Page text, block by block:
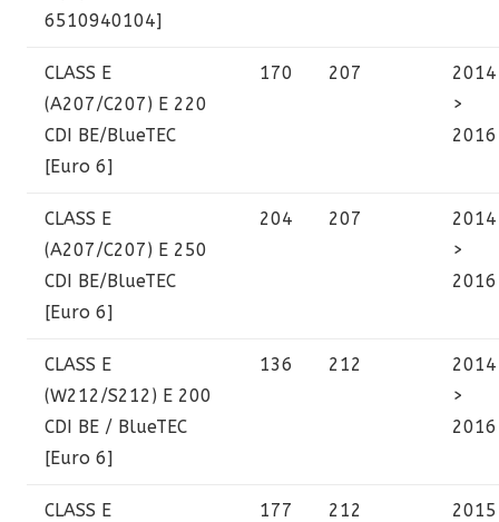
6510940104]
CLASS E
(A207/C207) E 220
CDI BE/BlueTEC
[Euro 6]
170 207
2014
>
2016
CLASS E
(A207/C207) E 250
CDI BE/BlueTEC
[Euro 6]
204 207
2014
>
2016
CLASS E
(W212/S212) E 200
CDI BE / BlueTEC
[Euro 6]
136 212
2014
>
2016
CLASS E
177 212
2015